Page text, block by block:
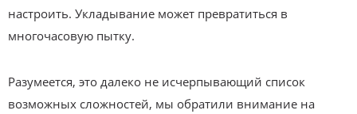
настроить. Укладывание может превратиться в
многочасовую пытку.
Разумеется, это далеко не исчерпывающий список
возможных сложностей, мы обратили внимание на